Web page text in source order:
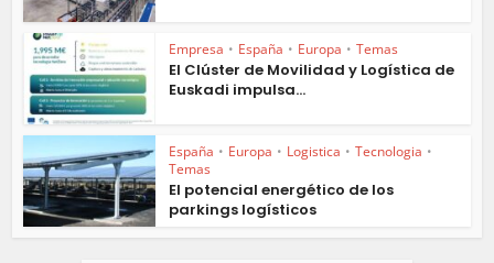
Empresa • España • Europa • Temas
El Clúster de Movilidad y Logística de
Euskadi impulsa...
España • Europa • Logistica • Tecnologia •
Temas
El potencial energético de los
parkings logísticos